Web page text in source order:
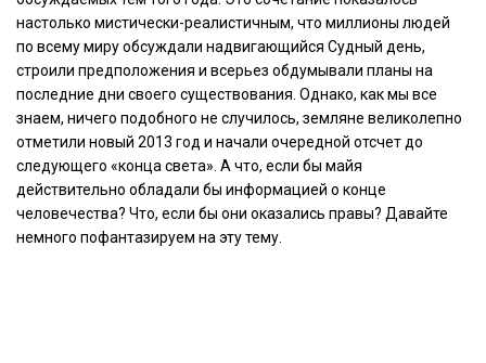
настолько мистически-реалистичным, что миллионы людей
по всему миру обсуждали надвигающийся Судный день,
строили предположения и всерьез обдумывали планы на
последние дни своего существования. Однако, как мы все
знаем, ничего подобного не случилось, земляне великолепно
отметили новый 2013 год и начали очередной отсчет до
следующего «конца света». А что, если бы майя
действительно обладали бы информацией о конце
человечества? Что, если бы они оказались правы? Давайте
немного пофантазируем на эту тему.